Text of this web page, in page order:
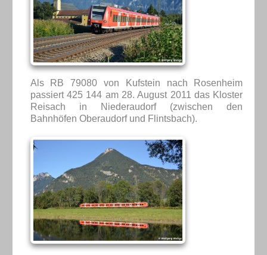
Als RB 79080 von Kufstein nach Rosenheim
passiert 425 144 am 28. August 2011 das Kloster
Reisach in Niederaudorf (zwischen den
Bahnhöfen Oberaudorf und Flintsbach).